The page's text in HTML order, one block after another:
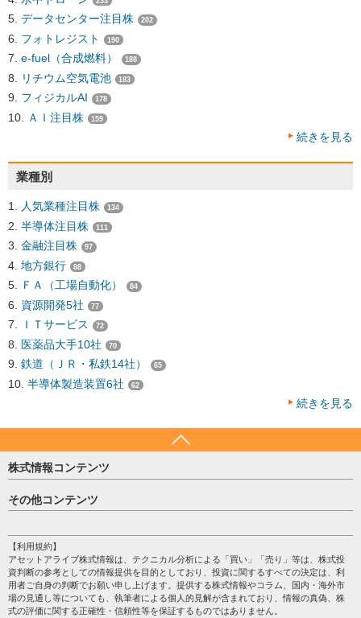
データセンター注目株 202
フォトレジスト 190
e-fuel（合成燃料） 188
リチウム空気電池 183
フィジカルAI 178
ＡＩ注目株 159
続きを見る
業種別
人気業種注目株 134
半導体注目株 111
金融注目株 97
地方銀行 88
ＦＡ（工場自動化） 84
資源開発5社 77
ＩＴサービス 72
医薬品大手10社 70
鉄道（ＪＲ・私鉄14社） 65
半導体製造装置6社 62
続きを見る
株式情報コンテンツ
日経平均
売買シグナル
株テーマ情報
海外市況
投資カレンダー
格付け情報
その他コンテンツ
個人情報保護方針
プライバシーポリシー
会社案内
サイトマップ
【利用規約】
アセットアライブ株式情報は、テクニカル分析による「買い」「売り」等は、株式投
資判断の参考としての情報提供を目的としており、投資に関するすべての決定は、利
用者ご自身の判断でお願い申し上げます。提供する株式情報やコラム、国内・海外市
場の見通し等についても、執筆者による個人的見解が含まれており、情報の真偽、株
式の評価に関する正確性・信頼性等を保証するものではありません。